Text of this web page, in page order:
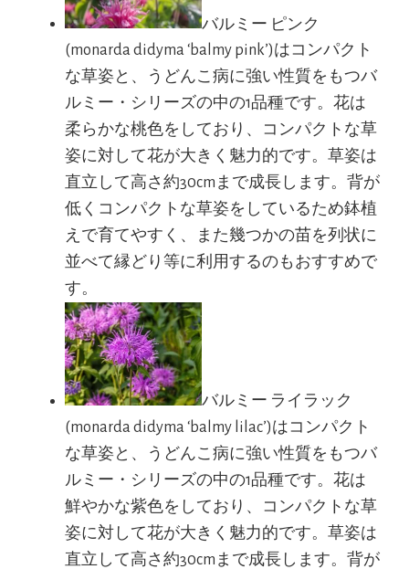
バルミー ピンク
(monarda didyma ‘balmy pink’)はコンパクト
な草姿と、うどんこ病に強い性質をもつバ
ルミー・シリーズの中の1品種です。花は
柔らかな桃色をしており、コンパクトな草
姿に対して花が大きく魅力的です。草姿は
直立して高さ約30cmまで成長します。背が
低くコンパクトな草姿をしているため鉢植
えで育てやすく、また幾つかの苗を列状に
並べて縁どり等に利用するのもおすすめで
す。
バルミー ライラック
(monarda didyma ‘balmy lilac’)はコンパクト
な草姿と、うどんこ病に強い性質をもつバ
ルミー・シリーズの中の1品種です。花は
鮮やかな紫色をしており、コンパクトな草
姿に対して花が大きく魅力的です。草姿は
直立して高さ約30cmまで成長します。背が